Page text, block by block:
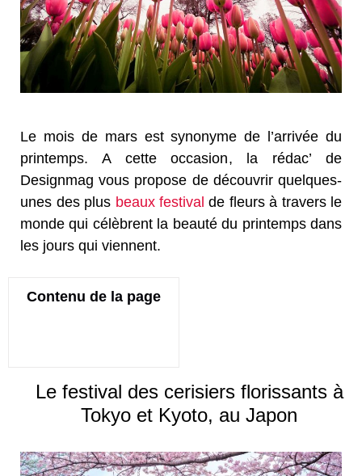
Le mois de mars est synonyme de l’arrivée du
printemps. A cette occasion, la rédac’ de
Designmag vous propose de découvrir quelques-
unes des plus beaux festival de fleurs à travers le
monde qui célèbrent la beauté du printemps dans
les jours qui viennent.
Contenu de la page
Le festival des cerisiers florissants à
Tokyo et Kyoto, au Japon